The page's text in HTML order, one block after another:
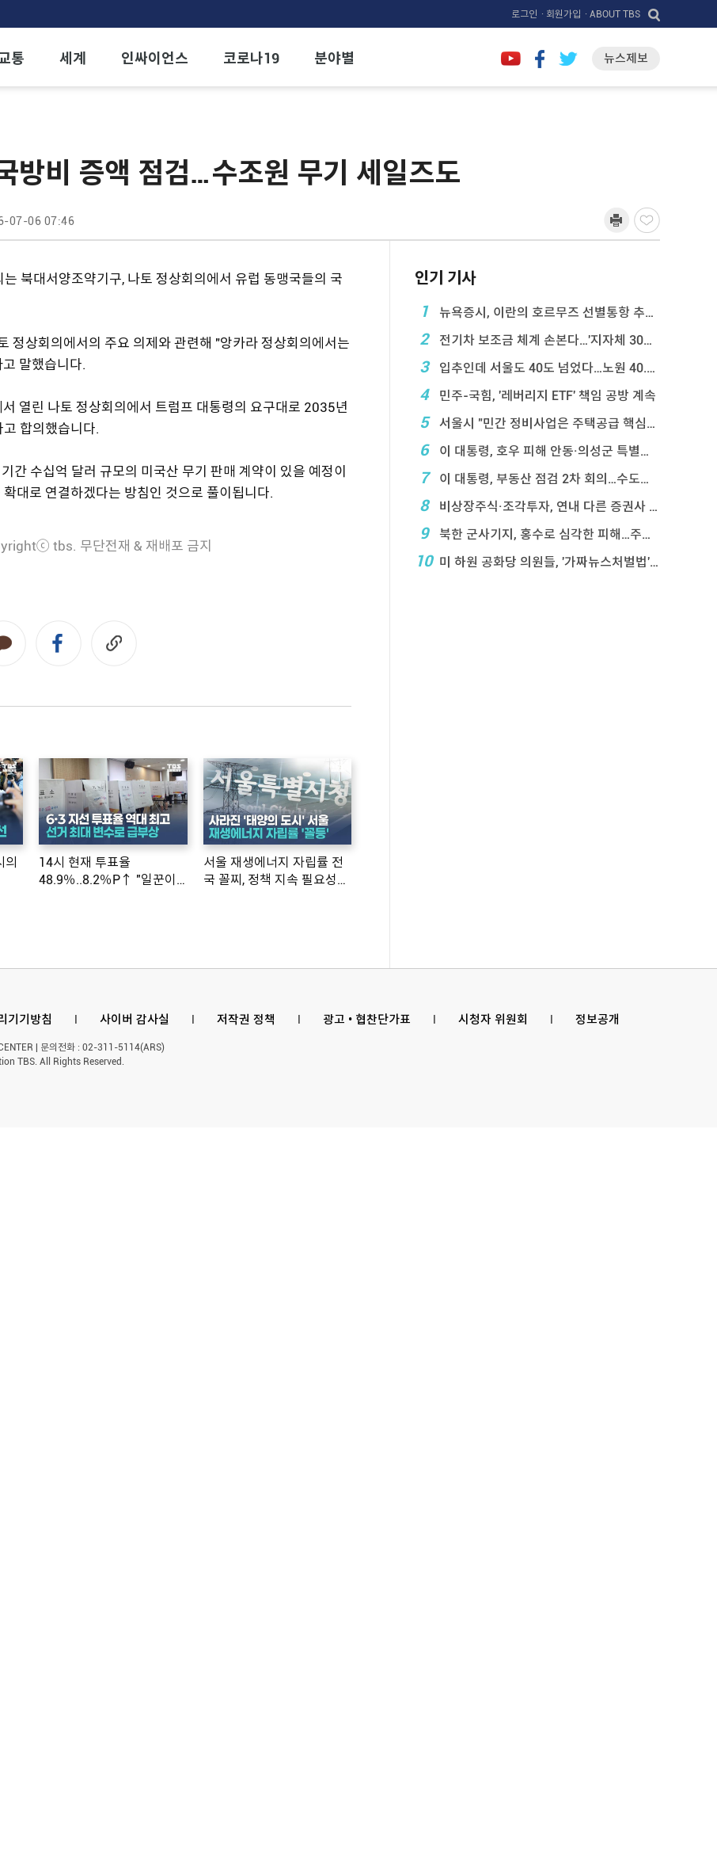
로그인 · 회원가입 · ABOUT TBS
통 세계 인싸이언스 코로나19 분야별 뉴스제보
방비 증액 점검…수조원 무기 세일즈도
07-06 07:46
북대서양조약기구, 나토 정상회의에서 유럽 동맹국들의 국
정상회의에서의 주요 의제와 관련해 "앙카라 정상회의에서는
말했습니다.
열린 나토 정상회의에서 트럼프 대통령의 요구대로 2035년
합의했습니다.
간 수십억 달러 규모의 미국산 무기 판매 계약이 있을 예정이
대로 연결하겠다는 방침인 것으로 풀이됩니다.
tbs. 무단전재 & 재배포 금지
의
14시 현재 투표율
48.9％..8.2％P↑ "일꾼이
서울 재생에너지 자립률 전
국 꼴찌, 정책 지속 필요성
인기 기사
1
뉴욕증시, 이란의 호르무즈 선별통항 추진에 하락
2 전기차 보조금 체계 손본다…'지자체 30％ 매칭' ...
3 입추인데 서울도 40도 넘었다…노원 40.2도 기록
4 민주-국힘, '레버리지 ETF' 책임 공방 계속
5 서울시 "민간 정비사업은 주택공급 핵심&q ...
6 이 대통령, 호우 피해 안동·의성군 특별재난지역 선포
7 이 대통령, 부동산 점검 2차 회의…수도권 공급대책 ...
8 비상장주식·조각투자, 연내 다른 증권사 계좌 거래 ...
9 북한 군사기지, 홍수로 심각한 피해…주택 수백채 파괴
10 미 하원 공화당 의원들, '가짜뉴스처벌법' 항의 서한
기기방침 l 사이버 감사실 l 저작권 정책 l 광고 • 협찬단가표 l 시청자 위원회 l 정보공개
| 문의전화 : 02-311-5114(ARS)
TBS. All Rights Reserved.